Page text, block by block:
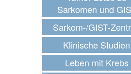
Sarkomen und
Sarkom-/GIST-
Klinische Studien
Leben mit Krebs